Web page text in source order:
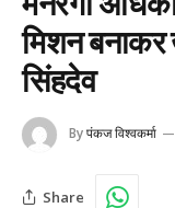
मिशन बनाकर
सिंहदेव
Byपंकज विश्वकर्मा
Share